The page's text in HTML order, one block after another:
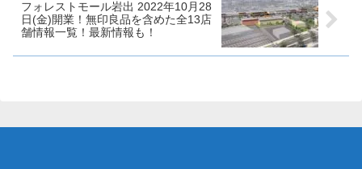
フォレストモール岩出 2022年10月28
日(金)開業！無印良品を含めた全13店
舗情報一覧！最新情報も！